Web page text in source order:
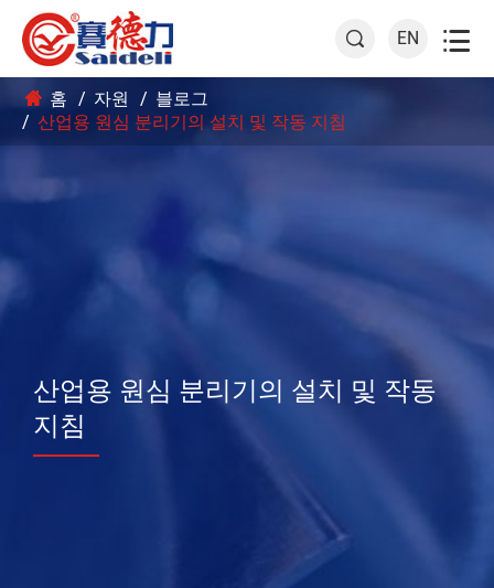
 EN 
홈 자원
블로그
산업용 원심 분리기의 설치 및 작동 지침
산업용 원심 분리기의 설치 및 작동
지침